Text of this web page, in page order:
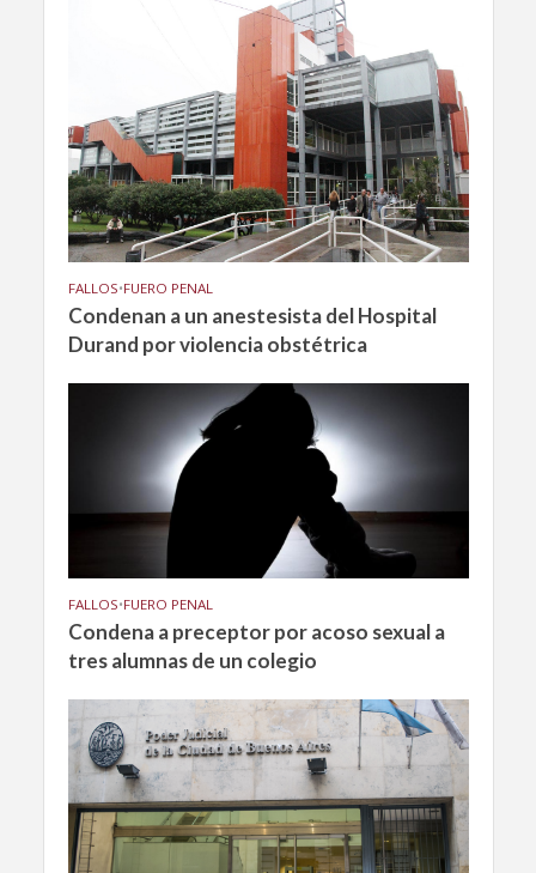
FALLOS•FUERO PENAL
Condenan a un anestesista del Hospital
Durand por violencia obstétrica
FALLOS•FUERO PENAL
Condena a preceptor por acoso sexual a
tres alumnas de un colegio